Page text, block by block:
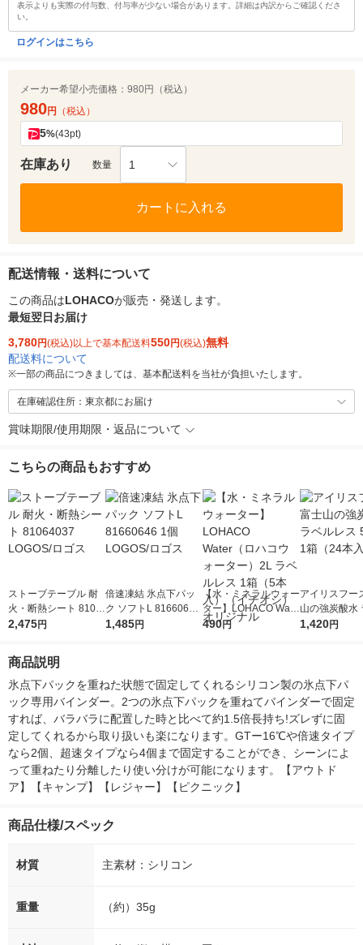
表示よりも実際の付与数、付与率が少ない場合があります。詳細は内訳からご確認くださ
い。
ログインはこちら
メーカー希望小売価格： 980円（税込）
980円 （税込）
5%(43pt)
在庫あり 数量 1
カートに入れる
配送情報・送料について
この商品はLOHACOが販売・発送します。
最短翌日お届け
3,780円(税込)以上で基本配送料550円(税込)無料
配送料について
※一部の商品につきましては、基本配送料を当社が負担いたします。
在庫確認住所：東京都にお届け
賞味期限/使用期限・返品について
こちらの商品もおすすめ
ストーブテーブル 耐
火・断熱シート 8106
4037 LOGOS/ロゴス
2,475円
倍速凍結 氷点下パッ
ク ソフトL 81660646
1個 LOGOS/ロゴス
1,485円
【水・ミネラルウォー
ター】LOHACO Wate
r（ロハコウォータ
490円
アイリスフー
山の強炭酸水
レス 500ml 1
1,420円
商品説明
氷点下パックを重ねた状態で固定してくれるシリコン製の氷点下パ
ック専用バインダー。2つの氷点下パックを重ねてバインダーで固定
すれば、バラバラに配置した時と比べて約1.5倍長持ち!ズレずに固
定してくれるから取り扱いも楽になります。GTー16℃や倍速タイプ
なら2個、超速タイプなら4個まで固定することができ、シーンによ
って重ねたり分離したり使い分けが可能になります。【アウトド
ア】【キャンプ】【レジャー】【ピクニック】
商品仕様/スペック
材質 主素材：シリコン
重量 （約）35g